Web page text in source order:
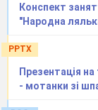
креслення
объектна
Локальна
виклик на
допомогою
Конспект
"Народна
PPTX
Презентація
- мотанки зі